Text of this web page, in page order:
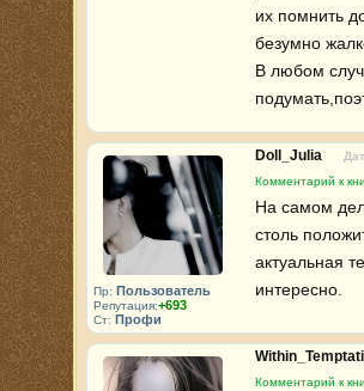
их помнить
безумно
В любом
Пр: Пользователь
Репутация:+693
Ст: Профи
Doll_Julia
Комментарий к
На самом
столь
актуальная
интересно.
Комментарий к